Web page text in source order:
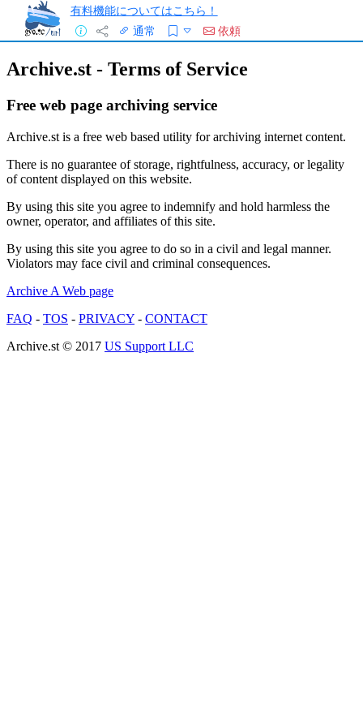
有料機能についてはこちら！
通常
依頼